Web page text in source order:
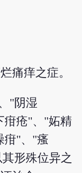
痛痒之症。
"阴湿
疳疮"、"妬精
疳"、"瘙
形殊位异之